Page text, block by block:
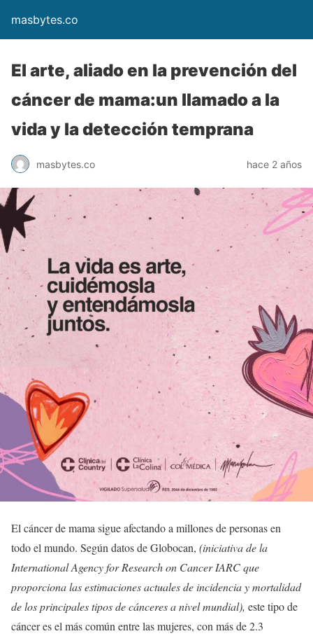
masbytes.co
El arte, aliado en la prevención del
cáncer de mama:un llamado a la
vida y la detección temprana
masbytes.co hace 2 años
El cáncer de mama sigue afectando a millones de personas en
todo el mundo. Según datos de Globocan, (iniciativa de la
International Agency for Research on Cancer IARC que
proporciona las estimaciones actuales de incidencia y mortalidad
de los principales tipos de cánceres a nivel mundial), este tipo de
cáncer es el más común entre las mujeres, con más de 2.3